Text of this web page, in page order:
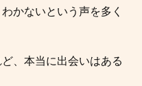
かないという声を多く
、本当に出会いはある